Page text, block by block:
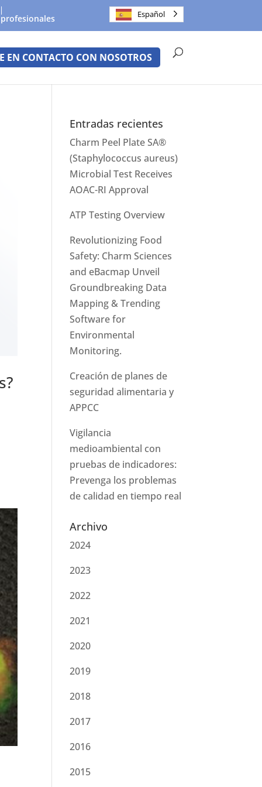
Español
EN CONTACTO CON NOSOTROS
Entradas recientes
Charm Peel Plate SA®
(Staphylococcus aureus)
Microbial Test Receives
AOAC-RI Approval
ATP Testing Overview
Revolutionizing Food
Safety: Charm Sciences
and eBacmap Unveil
Groundbreaking Data
Mapping & Trending
Software for
Environmental
Monitoring.
Creación de planes de
seguridad alimentaria y
APPCC
Vigilancia
medioambiental con
pruebas de indicadores:
Prevenga los problemas
de calidad en tiempo real
Archivo
2024
2023
2022
2021
2020
2019
2018
2017
2016
2015